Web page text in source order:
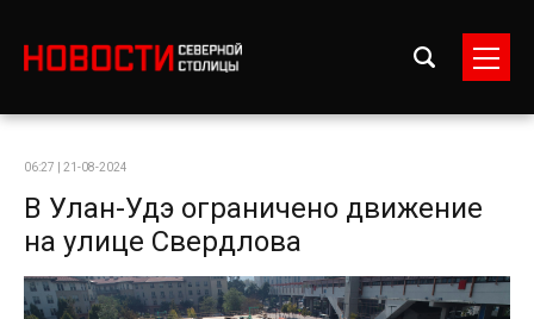
06:27 | 21-08-2024
В Улан-Удэ ограничено движение
на улице Свердлова